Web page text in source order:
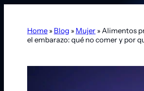
Home » Blog » Mujer » Alimentos
el embarazo: qué no comer y por